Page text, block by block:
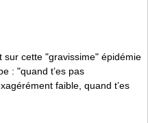
sur cette "gravissime" épidémie
: "quand t’es pas
faible, quand t’es